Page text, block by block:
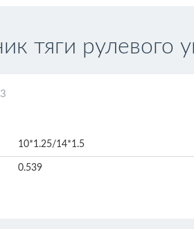
тяги рулевого
10*1.25/14*1.5
0.539